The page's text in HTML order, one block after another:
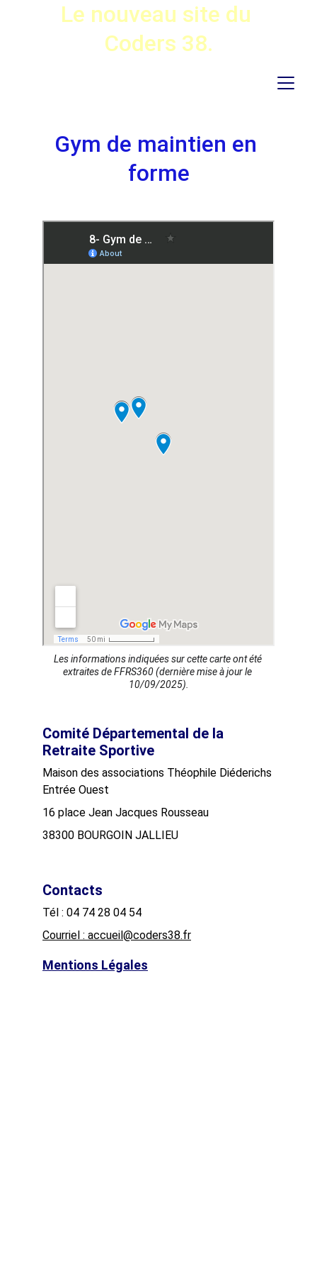
Le nouveau site du
Coders 38.
Gym de maintien en
forme
Les informations indiquées sur cette carte ont été
extraites de FFRS360 (dernière mise à jour le
10/09/2025).
Comité Départemental de la
Retraite Sportive
Maison des associations Théophile Diéderichs
Entrée Ouest
16 place Jean Jacques Rousseau
38300 BOURGOIN JALLIEU
Contacts
Tél : 04 74 28 04 54
Courriel : accueil@coders38.fr
Mentions Légales